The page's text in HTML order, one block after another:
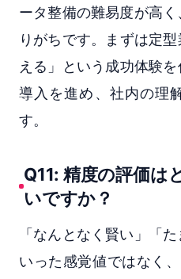
ータ整備の難易度が高
りがちです。まずは定
える」という成功体験
導入を進め、社内の理
す。
Q11: 精度の評価は
いですか？
「なんとなく賢い」「
いった感覚値ではなく